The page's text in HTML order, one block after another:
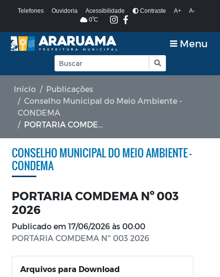
Telefones Ouvidoria Acessibilidade Contraste A+
A-
0ºC
Menu
Início
Publicações
Conselho Municipal do Meio Ambiente -
CONDEMA
PORTARIA COMDEMA Nº 003 2026
CONSELHO MUNICIPAL DO MEIO AMBIENTE -
CONDEMA
PORTARIA COMDEMA Nº 003
2026
Publicado em 17/06/2026 às 00:00
PORTARIA COMDEMA Nº 003 2026
Arquivos para Download